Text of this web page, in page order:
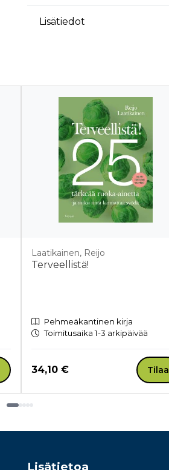
Lisätiedot
Laatikainen, Reijo
Terveellistä!
Pehmeäkantinen kirja
Toimitusaika 1-3 arkipäivää
Hinta nyt
34,10 € Tilaa
Lisätietoa